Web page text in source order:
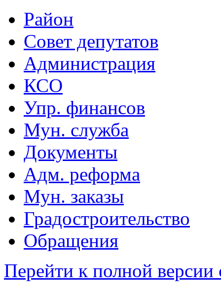
Район
Совет депутатов
Администрация
КСО
Упр. финансов
Мун. служба
Документы
Адм. реформа
Мун. заказы
Градостроительство
Обращения
Перейти к полной версии